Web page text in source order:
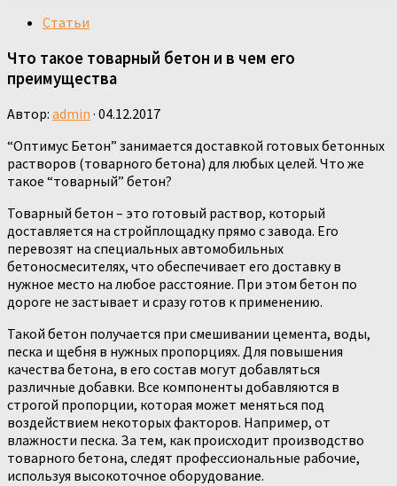
Статьи
Что такое товарный бетон и в чем его
преимущества
Автор: admin · 04.12.2017
“Оптимус Бетон” занимается доставкой готовых бетонных
растворов (товарного бетона) для любых целей. Что же
такое “товарный” бетон?
Товарный бетон – это готовый раствор, который
доставляется на стройплощадку прямо с завода. Его
перевозят на специальных автомобильных
бетоносмесителях, что обеспечивает его доставку в
нужное место на любое расстояние. При этом бетон по
дороге не застывает и сразу готов к применению.
Такой бетон получается при смешивании цемента, воды,
песка и щебня в нужных пропорциях. Для повышения
качества бетона, в его состав могут добавляться
различные добавки. Все компоненты добавляются в
строгой пропорции, которая может меняться под
воздействием некоторых факторов. Например, от
влажности песка. За тем, как происходит производство
товарного бетона, следят профессиональные рабочие,
используя высокоточное оборудование.